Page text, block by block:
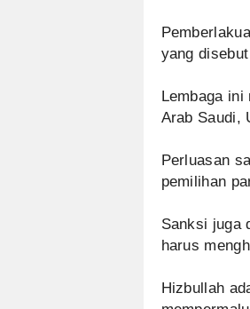
yang
Lembaga ini
Arab Saudi,
Perluasan
pemilihan
Sanksi juga
harus
Hizbullah